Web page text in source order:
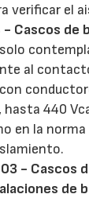
verificar el
- Cascos de
al
440
en la
- Cascos
de